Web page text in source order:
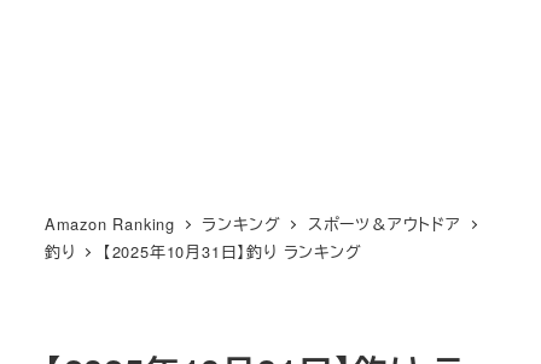
Amazon Ranking ランキング
スポーツ＆アウトドア
釣り
【2025年10月31日】釣り ランキング